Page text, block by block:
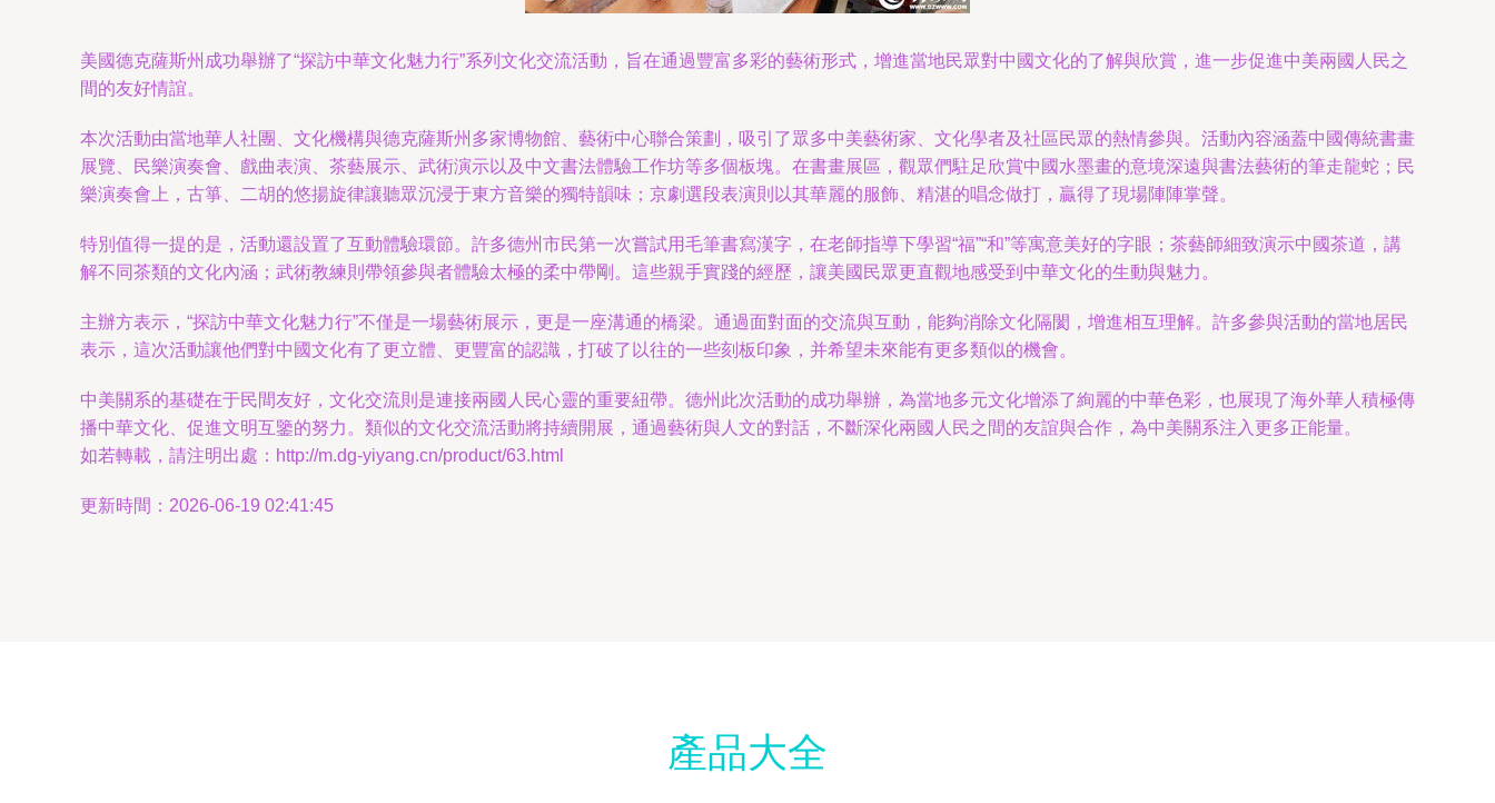
美國德克薩斯州成功舉辦了“探訪中華文化魅力行”系列文化交流活動，旨在通過豐富多彩的藝術形式，增進當地民眾對中國文化的了解與欣賞，進一步促進中美兩國人民之
間的友好情誼。
本次活動由當地華人社團、文化機構與德克薩斯州多家博物館、藝術中心聯合策劃，吸引了眾多中美藝術家、文化學者及社區民眾的熱情參與。活動內容涵蓋中國傳統書畫
展覽、民樂演奏會、戲曲表演、茶藝展示、武術演示以及中文書法體驗工作坊等多個板塊。在書畫展區，觀眾們駐足欣賞中國水墨畫的意境深遠與書法藝術的筆走龍蛇；民
樂演奏會上，古箏、二胡的悠揚旋律讓聽眾沉浸于東方音樂的獨特韻味；京劇選段表演則以其華麗的服飾、精湛的唱念做打，贏得了現場陣陣掌聲。
特別值得一提的是，活動還設置了互動體驗環節。許多德州市民第一次嘗試用毛筆書寫漢字，在老師指導下學習“福”“和”等寓意美好的字眼；茶藝師細致演示中國茶道，講
解不同茶類的文化內涵；武術教練則帶領參與者體驗太極的柔中帶剛。這些親手實踐的經歷，讓美國民眾更直觀地感受到中華文化的生動與魅力。
主辦方表示，“探訪中華文化魅力行”不僅是一場藝術展示，更是一座溝通的橋梁。通過面對面的交流與互動，能夠消除文化隔閡，增進相互理解。許多參與活動的當地居民
表示，這次活動讓他們對中國文化有了更立體、更豐富的認識，打破了以往的一些刻板印象，并希望未來能有更多類似的機會。
中美關系的基礎在于民間友好，文化交流則是連接兩國人民心靈的重要紐帶。德州此次活動的成功舉辦，為當地多元文化增添了絢麗的中華色彩，也展現了海外華人積極傳
播中華文化、促進文明互鑒的努力。類似的文化交流活動將持續開展，通過藝術與人文的對話，不斷深化兩國人民之間的友誼與合作，為中美關系注入更多正能量。
如若轉載，請注明出處：http://m.dg-yiyang.cn/product/63.html
更新時間：2026-06-19 02:41:45
產品大全